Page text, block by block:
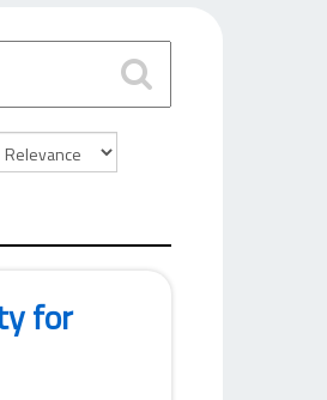
for